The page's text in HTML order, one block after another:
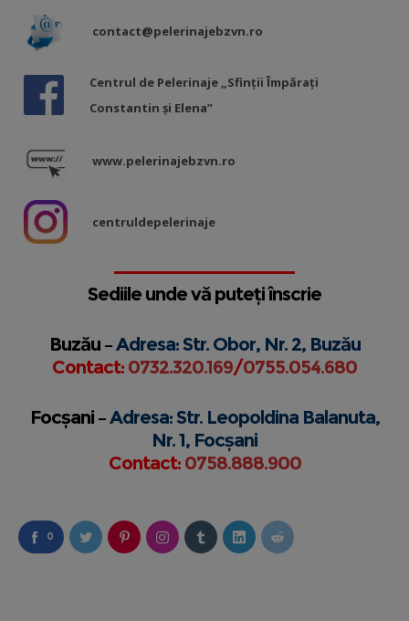
contact@pelerinajebzvn.ro
Centrul de Pelerinaje „Sfinții Împărați
Constantin și Elena”
www.pelerinajebzvn.ro
centruldepelerinaje
Sediile unde vă puteți înscrie
Buzău –Adresa: Str. Obor, Nr. 2, Buzău
Contact: 0732.320.169/0755.054.680
Focșani –Adresa: Str. Leopoldina Balanuta,
Nr. 1, Focșani
Contact: 0758.888.900
0